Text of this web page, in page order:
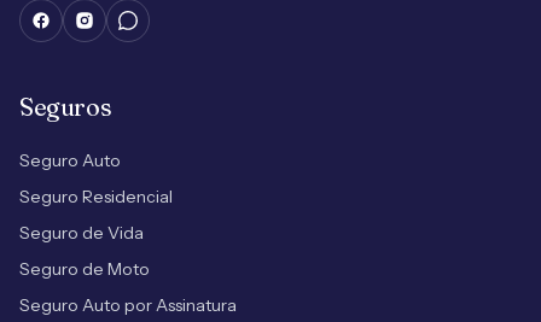
Seguros
Seguro Auto
Seguro Residencial
Seguro de Vida
Seguro de Moto
Seguro Auto por Assinatura